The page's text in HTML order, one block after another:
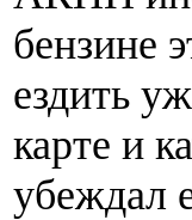
бензине
ездить
карте и
убеждал